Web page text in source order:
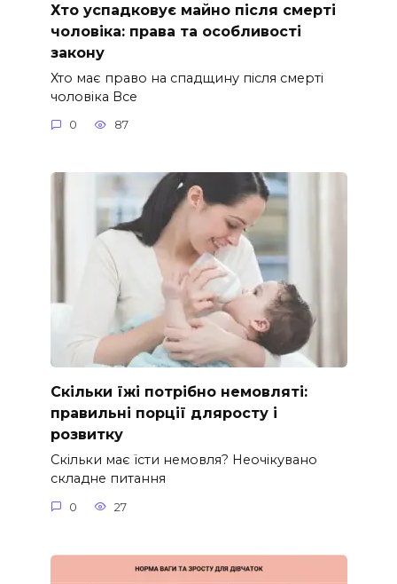
Хто успадковує майно після смерті
чоловіка: права та особливості
закону
Хто має право на спадщину після смерті
чоловіка Все
0 87
Скільки їжі потрібно немовляті:
правильні порції дляросту і
розвитку
Скільки має їсти немовля? Неочікувано
складне питання
0 27